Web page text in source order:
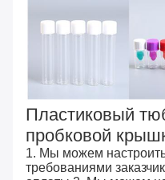
Пластиковый
пробковой
1. Мы можем
требованиями